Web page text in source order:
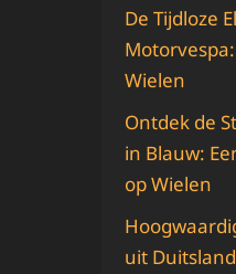
De Tijdloze
Wielen
Ontdek de
in Blauw:
op Wielen
uit